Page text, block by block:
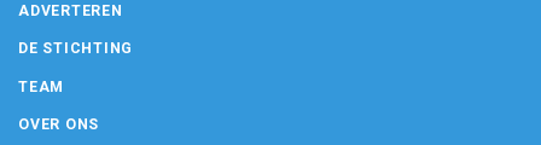
ADVERTEREN
DE STICHTING
TEAM
OVER ONS